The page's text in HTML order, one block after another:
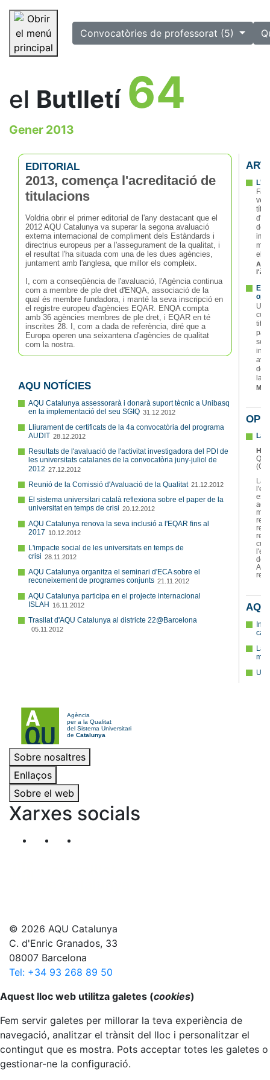
Saltar la navegació
selectedConvocatòries de professorat (5)
el Butlletí 64
Gener 2013
Sobre nosaltres
Enllaços
Sobre el web
Xarxes socials
Segueix-nos al nostre canal de Twitter
© 2026 AQU Catalunya
C. d'Enric Granados, 33
08007 Barcelona
Tel: +34 93 268 89 50
Anar al principi
Aquest lloc web utilitza galetes (cookies)
Fem servir galetes per millorar la teva experiència de
navegació, analitzar el trànsit del lloc i personalitzar el
contingut que es mostra. Pots acceptar totes les galetes o
gestionar-ne la configuració.